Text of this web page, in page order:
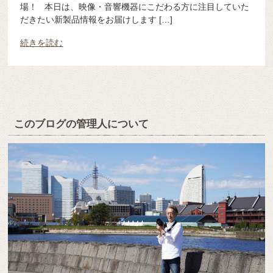
場！ 本日は、映像・音響機器にこだわる方に注目していた
だきたい新製品情報をお届けします […]
続きを読む
このブログの管理人について